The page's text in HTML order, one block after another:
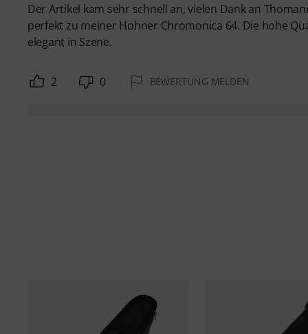
Der Artikel kam sehr schnell an, vielen Dank an
perfekt zu meiner Hohner Chromonica 64. Die hohe
elegant in Szene.
2 0 BEWERTUNG MELDEN